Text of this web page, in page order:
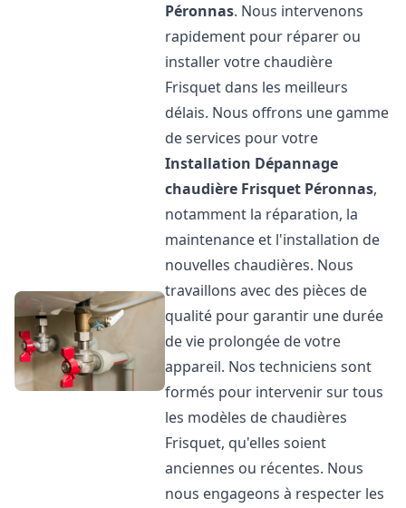
Péronnas. Nous intervenons
rapidement pour réparer ou
installer votre chaudière
Frisquet dans les meilleurs
délais. Nous offrons une gamme
de services pour votre
Installation Dépannage
chaudière Frisquet Péronnas,
notamment la réparation, la
maintenance et l'installation de
nouvelles chaudières. Nous
travaillons avec des pièces de
qualité pour garantir une durée
de vie prolongée de votre
appareil. Nos techniciens sont
formés pour intervenir sur tous
les modèles de chaudières
Frisquet, qu'elles soient
anciennes ou récentes. Nous
nous engageons à respecter les